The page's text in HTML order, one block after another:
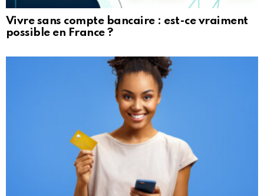
Vivre sans compte bancaire : est-ce vraiment
possible en France ?